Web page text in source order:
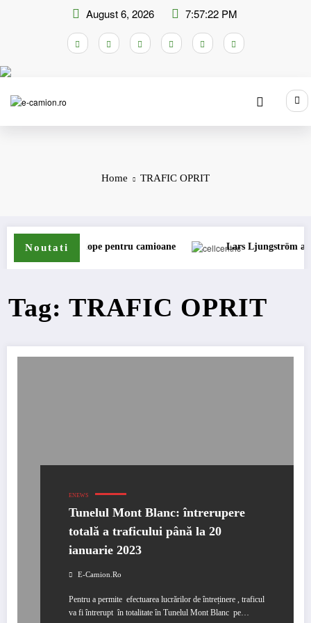
August 6, 2026 7:57:23 PM
Home TRAFIC OPRIT
Noutati
de anvelope pentru camioane Lars Ljungström a fost
Tag: TRAFIC OPRIT
ENEWS
Tunelul Mont Blanc: întrerupere
totală a traficului până la 20
ianuarie 2023
E-Camion.ro
Pentru a permite efectuarea lucrărilor de întreținere , traficul
va fi întrerupt în totalitate în Tunelul Mont Blanc pe…